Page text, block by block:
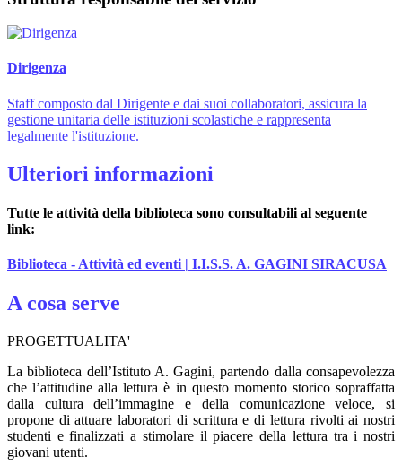
Dirigenza
Staff composto dal Dirigente e dai suoi collaboratori, assicura la
gestione unitaria delle istituzioni scolastiche e rappresenta
legalmente l'istituzione.
Ulteriori informazioni
Tutte le attività della biblioteca sono consultabili al seguente
link:
Biblioteca - Attività ed eventi | I.I.S.S. A. GAGINI SIRACUSA
A cosa serve
PROGETTUALITA'
La biblioteca dell’Istituto A. Gagini, partendo dalla consapevolezza
che l’attitudine alla lettura è in questo momento storico sopraffatta
dalla cultura dell’immagine e della comunicazione veloce, si
propone di attuare laboratori di scrittura e di lettura rivolti ai nostri
studenti e finalizzati a stimolare il piacere della lettura tra i nostri
giovani utenti.